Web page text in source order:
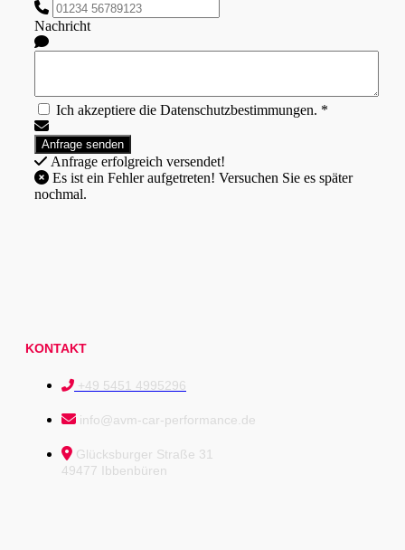
Nachricht
Ich akzeptiere die Datenschutzbestimmungen. *
Anfrage erfolgreich versendet!
nochmal.
KONTAKT
+49 5451 4995296
info@avm-car-performance.de
Glücksburger Straße 31
49477 Ibbenbüren